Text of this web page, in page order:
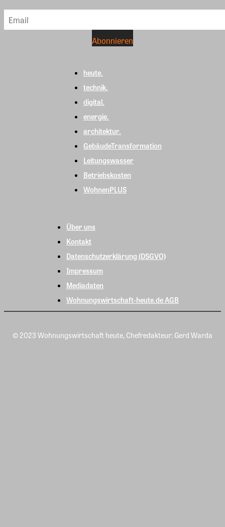
heute.
technik.
digital.
energie.
architektur.
GebäudeTransformation
Leitungswasser
Betriebskosten
WohnenPLUS
Über uns
Kontakt
Datenschutzerklärung (DSGVO)
Impressum
Mediadaten
Wohnungswirtschaft-heute.de AGB
© 2023 Wohnungswirtschaft heute, Chefredakteur: Gerd Warda